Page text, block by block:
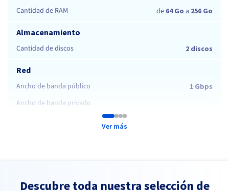
Cantidad de RAM
de 64 Go a 256 Go
Almacenamiento
Cantidad de discos
2 discos
Red
Ancho de banda público
1 Gbps
Ancho de banda privado -
Ver más
Descubre toda nuestra selección de